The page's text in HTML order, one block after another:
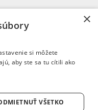
práva vyhradené
×
si môžete
aby ste sa tu cítili ako
VŠETKO